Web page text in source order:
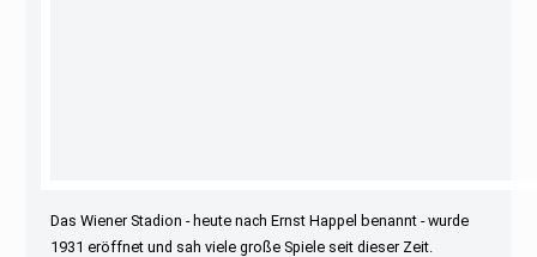
Das Wiener Stadion - heute nach Ernst Happel benannt - wurde
1931 eröffnet und sah viele große Spiele seit dieser Zeit.